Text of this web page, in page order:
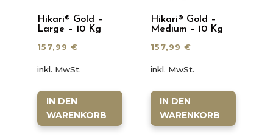
Hikari® Gold –
Large – 10 Kg
157,99 €
inkl. MwSt.
IN DEN
WARENKORB
Hikari® Gold –
Medium – 10 Kg
157,99€
inkl. MwSt.
IN DEN
WARENKORB